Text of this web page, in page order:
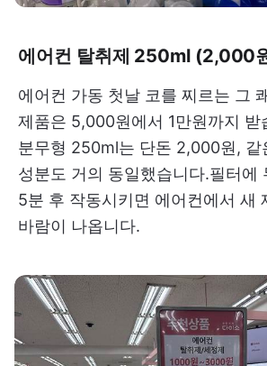
에어컨 탈취제 250ml (2,000
에어컨 가동 첫날 코를 찌르는 그
제품은 5,000원에서 1만원까지 받
분무형 250ml는 단돈 2,000원, 같
성분도 거의 동일했습니다.필터에
5분 후 작동시키면 에어컨에서 새
바람이 나옵니다.